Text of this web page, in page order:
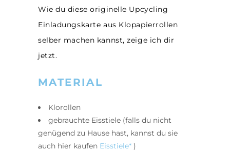
Wie du diese originelle Upcycling
Einladungskarte aus Klopapierrollen
selber machen kannst, zeige ich dir
jetzt.
MATERIAL
Klorollen
gebrauchte Eisstiele (falls du nicht
genügend zu Hause hast, kannst du sie
auch hier kaufen Eisstiele* )